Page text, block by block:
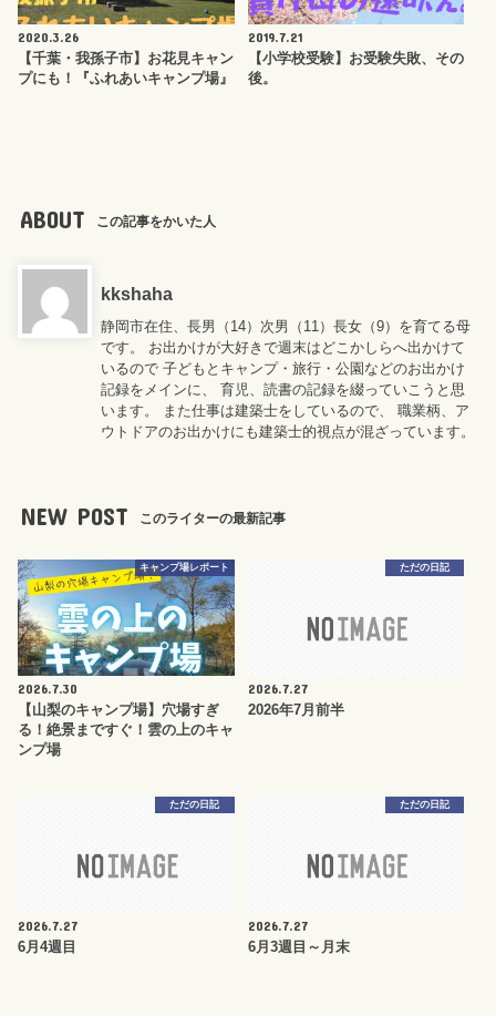
2020.3.26
【千葉・我孫子市】お花見キャン
プにも！『ふれあいキャンプ場』
2019.7.21
【小学校受験】お受験失敗、その
後。
ABOUT この記事をかいた人
kkshaha
静岡市在住、長男（14）次男（11）長女（9）を育てる母
です。 お出かけが大好きで週末はどこかしらへ出かけて
いるので 子どもとキャンプ・旅行・公園などのお出かけ
記録をメインに、 育児、読書の記録を綴っていこうと思
います。 また仕事は建築士をしているので、 職業柄、ア
ウトドアのお出かけにも建築士的視点が混ざっています。
NEW POST このライターの最新記事
キャンプ場レポート
2026.7.30
【山梨のキャンプ場】穴場すぎ
る！絶景まですぐ！雲の上のキャ
ンプ場
ただの日記
2026.7.27
2026年7月前半
ただの日記
2026.7.27
6月4週目
ただの日記
2026.7.27
6月3週目～月末